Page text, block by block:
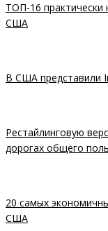
ТОП-16 практически
США
В США представили
Рестайлинговую
дорогах общего
20 самых
США